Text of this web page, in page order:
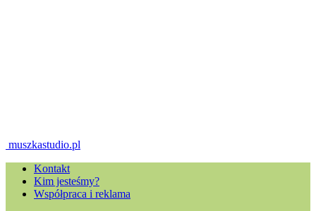
muszkastudio.pl
Kontakt
Kim jesteśmy?
Współpraca i reklama